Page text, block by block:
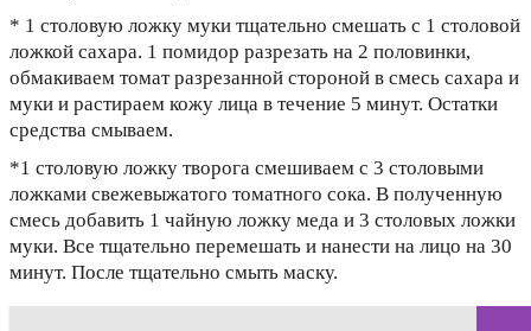
* 1 столовую ложку муки тщательно смешать с 1 столовой
ложкой сахара. 1 помидор разрезать на 2 половинки,
обмакиваем томат разрезанной стороной в смесь сахара и
муки и растираем кожу лица в течение 5 минут. Остатки
средства смываем.
*1 столовую ложку творога смешиваем с 3 столовыми
ложками свежевыжатого томатного сока. В полученную
смесь добавить 1 чайную ложку меда и 3 столовых ложки
муки. Все тщательно перемешать и нанести на лицо на 30
минут. После тщательно смыть маску.